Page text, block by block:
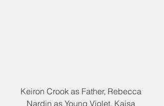
Keiron Crook as Father, Rebecca
Nardin as Young Violet, Kaisa